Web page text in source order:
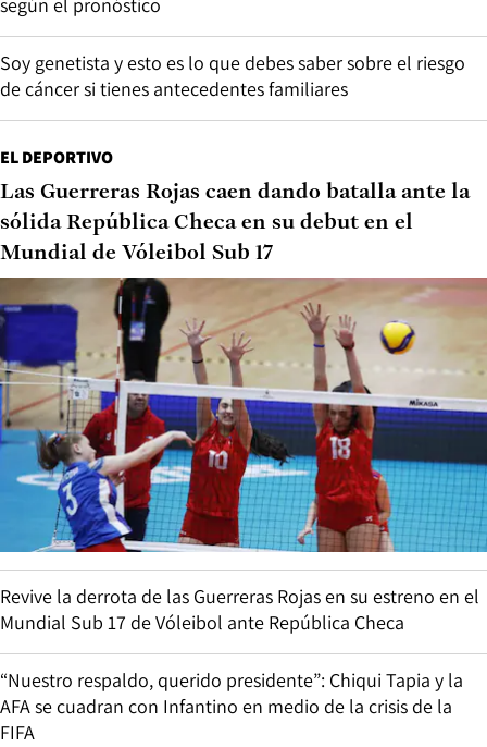
según el pronóstico
Soy genetista y esto es lo que debes saber sobre el riesgo
de cáncer si tienes antecedentes familiares
EL DEPORTIVO
Las Guerreras Rojas caen dando batalla ante la
sólida República Checa en su debut en el
Mundial de Vóleibol Sub 17
Revive la derrota de las Guerreras Rojas en su estreno en el
Mundial Sub 17 de Vóleibol ante República Checa
“Nuestro respaldo, querido presidente”: Chiqui Tapia y la
AFA se cuadran con Infantino en medio de la crisis de la
FIFA